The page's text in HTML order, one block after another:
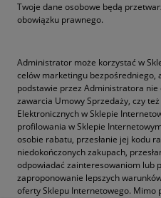
Twoje dane osobowe będą
obowiązku prawnego.
Administrator może korzystać w
celów marketingu bezpośredniego,
podstawie przez Administratora
zawarcia Umowy Sprzedaży, czy
Elektronicznych w Sklepie
profilowania w Sklepie
osobie rabatu, przesłanie jej kodu
niedokończonych zakupach,
odpowiadać zainteresowaniom lub
zaproponowanie lepszych
oferty Sklepu Internetowego. Mimo